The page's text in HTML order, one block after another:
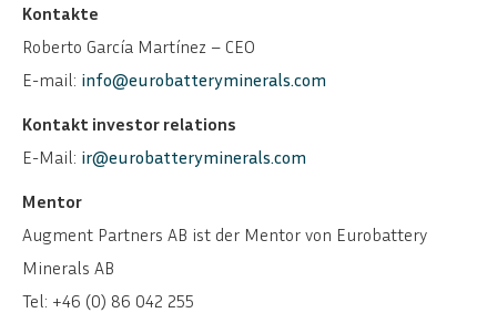
Kontakte
Roberto García Martínez – CEO
E-mail: info@eurobatteryminerals.com
Kontakt investor relations
E-Mail: ir@eurobatteryminerals.com
Mentor
Augment Partners AB ist der Mentor von Eurobattery
Minerals AB
Tel: +46 (0) 86 042 255